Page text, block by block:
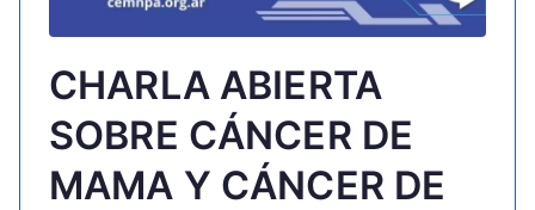
CHARLA ABIERTA
SOBRE CÁNCER DE
MAMA Y CÁNCER DE